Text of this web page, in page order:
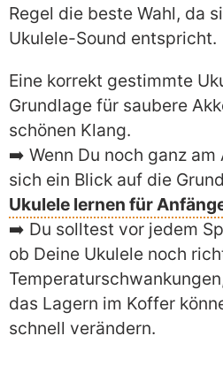
Regel die beste Wahl, da
Ukulele-Sound entspricht.
Eine korrekt gestimmte
Grundlage für saubere
schönen Klang.
➡️ Wenn Du noch ganz
sich ein Blick auf die
Ukulele lernen für
➡️ Du solltest vor jedem
ob Deine Ukulele noch
das Lagern im Koffer
schnell verändern.